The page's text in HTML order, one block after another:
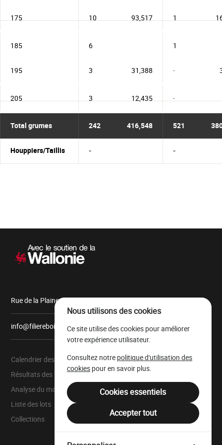
175 10 1
93,517
185 6 1
195 3 -
31,388
205 3 -
12,435
Total grumes 242 416,548 521
Houppiers/Taillis - -
Navigation
Rue de la Plaine, 9 6900 Marche-en-Famenne
info@filiereboiswallonie.be
Calendrier des ventes
Résultats des ventes
Analyse du marché
Liste des lots
Collections
À propos
Parc à grumes
Ressources légales
Filière Bois Wallonie
Nous utilisons des cookies
Ce site utilise des cookies pour améliorer
votre expérience utilisateur.
Consultez notre politique d'utilisation des
cookies pour en savoir plus.
Cookies essentiels
Accepter tout